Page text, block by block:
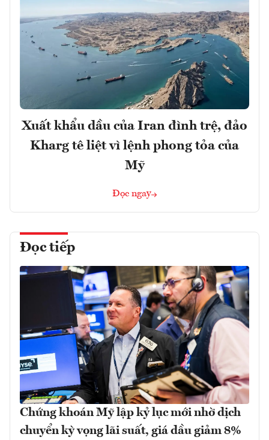
Xuất khẩu dầu của Iran đình trệ, đảo
Kharg tê liệt vì lệnh phong tỏa của
Mỹ
Đọc ngay
Đọc tiếp
Chứng khoán Mỹ lập kỷ lục mới nhờ dịch
chuyển kỳ vọng lãi suất, giá dầu giảm 8%